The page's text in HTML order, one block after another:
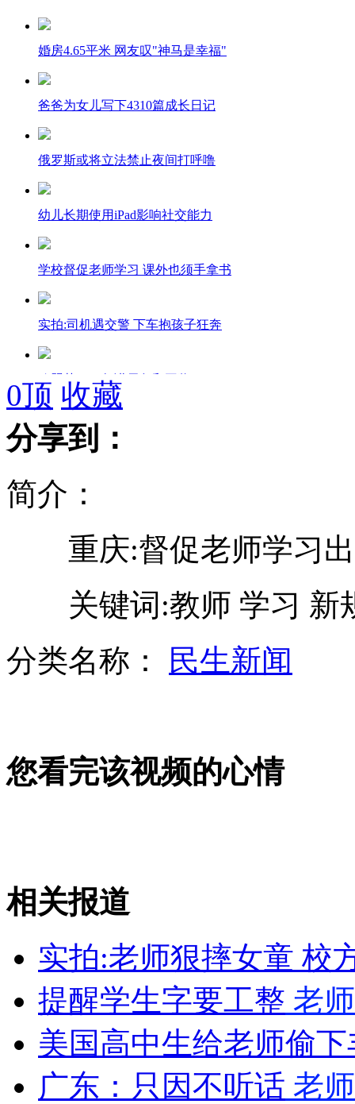
婚房4.65平米 网友叹"神马是幸福"
爸爸为女儿写下4310篇成长日记
俄罗斯或将立法禁止夜间打呼噜
幼儿长期使用iPad影响社交能力
学校督促老师学习 课外也须手拿书
实拍:司机遇交警 下车抱孩子狂奔
欧盟获2012年诺贝尔和平奖
台湾男子装大款 频住酒店冥币付账
实拍:男童候车厅捡瓶子遭暴打
女子怀疑邻居偷16根韭菜将其砍伤
山西运城恶犬咬伤多人 警民合力深夜将其击毙
外交部：反对强权政治霸凌主义
走！跟着总书记去植树
消防员救轻生者 花炮节热闹非凡 减压"枕头大战"
0顶 收藏
分享到：
简介：
重庆:督促老师学习出
关键词:教师 学习 新
分类名称：
民生新闻
您看完该视频的心情
相关报道
实拍:老师狠摔女童 校
提醒学生字要工整 老师
美国高中生给老师偷
广东：只因不听话 老师